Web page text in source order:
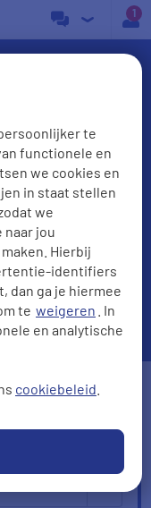
te
functionele en
we cookies en
in staat stellen
we
jou
Hierbij
identifiers
dan ga je hiermee
te weigeren . In
en analytische
cookiebeleid
a
Check onze